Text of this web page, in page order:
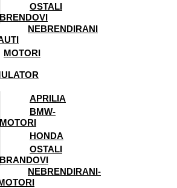
OSTALI
BRENDOVI
NEBRENDIRANI
MOTORI
APRILIA
BMW-
MOTORI
HONDA
OSTALI
BRANDOVI
NEBRENDIRANI-